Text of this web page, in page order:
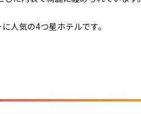
人気の4つ星ホテルです。